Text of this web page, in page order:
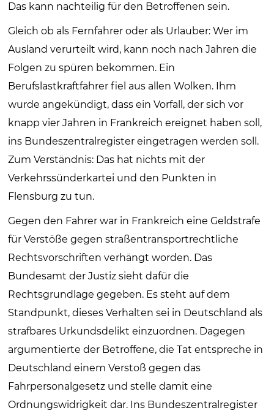
Das kann nachteilig für den Betroffenen sein.
Gleich ob als Fernfahrer oder als Urlauber: Wer im
Ausland verurteilt wird, kann noch nach Jahren die
Folgen zu spüren bekommen. Ein
Berufslastkraftfahrer fiel aus allen Wolken. Ihm
wurde angekündigt, dass ein Vorfall, der sich vor
knapp vier Jahren in Frankreich ereignet haben soll,
ins Bundeszentralregister eingetragen werden soll.
Zum Verständnis: Das hat nichts mit der
Verkehrssünderkartei und den Punkten in
Flensburg zu tun.
Gegen den Fahrer war in Frankreich eine Geldstrafe
für Verstöße gegen straßentransportrechtliche
Rechtsvorschriften verhängt worden. Das
Bundesamt der Justiz sieht dafür die
Rechtsgrundlage gegeben. Es steht auf dem
Standpunkt, dieses Verhalten sei in Deutschland als
strafbares Urkundsdelikt einzuordnen. Dagegen
argumentierte der Betroffene, die Tat entspreche in
Deutschland einem Verstoß gegen das
Fahrpersonalgesetz und stelle damit eine
Ordnungswidrigkeit dar. Ins Bundeszentralregister